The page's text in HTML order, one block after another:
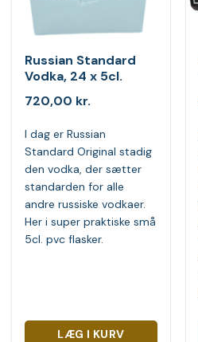
Russian Standard
Vodka, 24 x 5cl.
720,00 kr.
I dag er Russian
Standard Original stadig
den vodka, der sætter
standarden for alle
andre russiske vodkaer.
Her i super praktiske små
5cl. pvc flasker.
LÆG I KURV